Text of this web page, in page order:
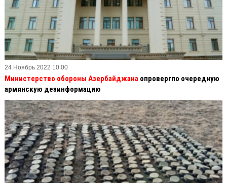
24 Ноябрь 2022 10:00
Министерство обороны Азербайджана опровергло очередную
армянскую дезинформацию